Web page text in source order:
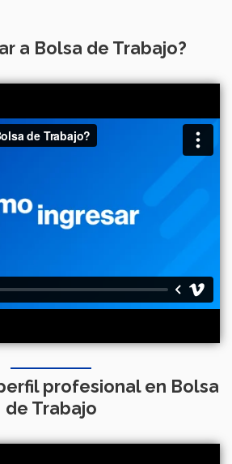
a Bolsa de Trabajo?
profesional en Bolsa
de Trabajo